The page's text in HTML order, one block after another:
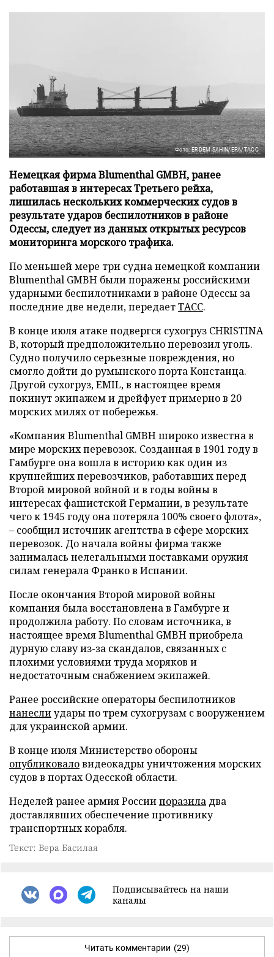
Фото: ERDEM SAHIN/EPA/ТАСС
Немецкая фирма Blumenthal GMBH, ранее
работавшая в интересах Третьего рейха,
лишилась нескольких коммерческих судов в
результате ударов беспилотников в районе
Одессы, следует из данных открытых ресурсов
мониторинга морского трафика.
По меньшей мере три судна немецкой компании
Blumenthal GMBH были поражены российскими
ударными беспилотниками в районе Одессы за
последние две недели, передаетТАСС.
В конце июля атаке подвергся сухогруз CHRISTINA
B, который предположительно перевозил уголь.
Судно получило серьезные повреждения, но
смогло дойти до румынского порта Констанца.
Другой сухогруз, EMIL, в настоящее время
покинут экипажем и дрейфует примерно в 20
морских милях от побережья.
«Компания Blumenthal GMBH широко известна в
мире морских перевозок. Созданная в 1901 году в
Гамбурге она вошла в историю как один из
крупнейших перевозчиков, работавших перед
Второй мировой войной и в годы войны в
интересах фашистской Германии, в результате
чего к 1945 году она потеряла 100% своего флота»,
– сообщил источник агентства в сфере морских
перевозок. До начала войны фирма также
занималась нелегальными поставками оружия
силам генерала Франко в Испании.
После окончания Второй мировой войны
компания была восстановлена в Гамбурге и
продолжила работу. По словам источника, в
настоящее время Blumenthal GMBH приобрела
дурную славу из-за скандалов, связанных с
плохими условиями труда моряков и
недостаточным снабжением экипажей.
Ранее российские операторы беспилотников
нанеслиудары по трем сухогрузам с вооружением
для украинской армии.
В конце июля Министерство обороны
опубликоваловидеокадры уничтожения морских
судов в портах Одесской области.
Неделей ранее армия Россиипоразила два
доставлявших обеспечение противнику
транспортных корабля.
Текст: Вера Басилая
Подписывайтесь на наши
каналы
Читать комментарии (29)